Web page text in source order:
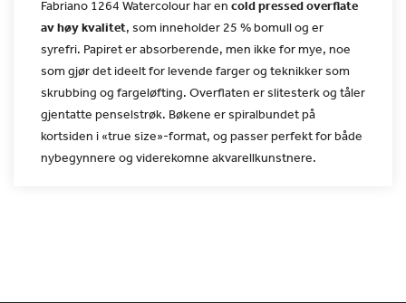
Fabriano 1264 Watercolour har en cold pressed overflate
avhøy kvalitet, som inneholder 25 % bomull og er
syrefri. Papiret er absorberende, men ikke for mye, noe
som gjør det ideeltfor levende farger og teknikker som
skrubbing og fargeløfting. Overflaten er slitesterk og tåler
gjentatte penselstrøk. Bøkene erspiralbundet på
kortsiden i «true size»-format, og passer perfektfor både
nybegynnere og viderekomne akvarellkunstnere.